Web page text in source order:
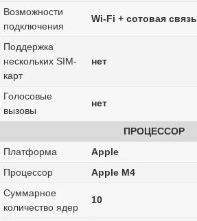
Возможности
подключения
Wi-Fi + сотовая связь
Поддержка
нескольких SIM-
карт
нет
Голосовые
вызовы
нет
ПРОЦЕССОР
Платформа
Apple
Процессор
Apple M4
Суммарное
количество ядер
10